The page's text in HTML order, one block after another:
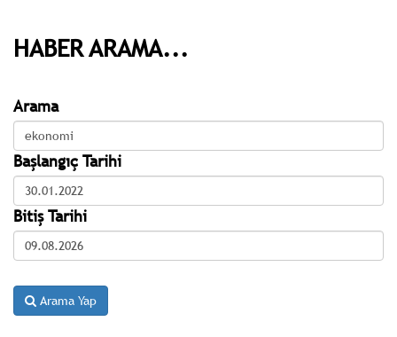
HABER ARAMA...
Arama
Başlangıç Tarihi
Bitiş Tarihi
Arama Yap